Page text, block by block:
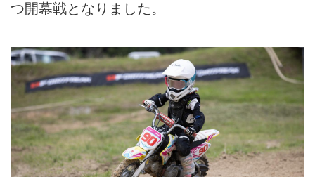
つ開幕戦となりました。